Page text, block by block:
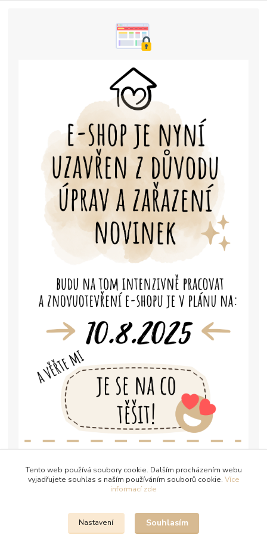
Tento web používá soubory cookie. Dalším procházením webu
vyjadřujete souhlas s naším používáním souborů cookie. Více
informací zde
Nastavení Souhlasím